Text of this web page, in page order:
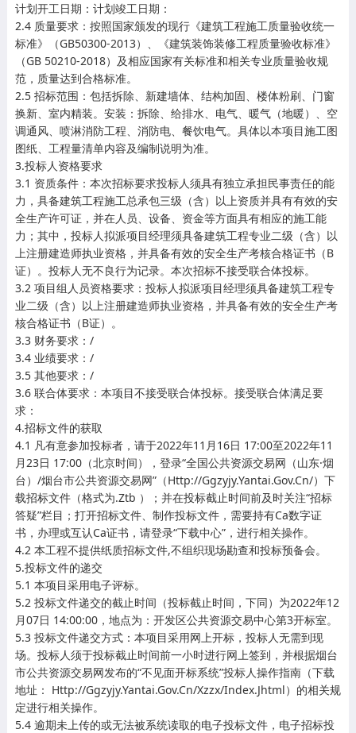
计划开工日期：计划竣工日期：
2.4 质量要求：按照国家颁发的现行《建筑工程施工质量验收统一
标准》（GB50300-2013）、《建筑装饰装修工程质量验收标准》
（GB 50210-2018）及相应国家有关标准和相关专业质量验收规
范，质量达到合格标准。
2.5 招标范围：包括拆除、新建墙体、结构加固、楼体粉刷、门窗
换新、室内精装。安装：拆除、给排水、电气、暖气（地暖）、空
调通风、喷淋消防工程、消防电、餐饮电气。具体以本项目施工图
图纸、工程量清单内容及编制说明为准。
3.投标人资格要求
3.1 资质条件：本次招标要求投标人须具有独立承担民事责任的能
力，具备建筑工程施工总承包三级（含）以上资质并具有有效的安
全生产许可证，并在人员、设备、资金等方面具有相应的施工能
力；其中，投标人拟派项目经理须具备建筑工程专业二级（含）以
上注册建造师执业资格，并具备有效的安全生产考核合格证书（B
证）。投标人无不良行为记录。本次招标不接受联合体投标。
3.2 项目组人员资格要求：投标人拟派项目经理须具备建筑工程专
业二级（含）以上注册建造师执业资格，并具备有效的安全生产考
核合格证书（B证）。
3.3 财务要求：/
3.4 业绩要求：/
3.5 其他要求：/
3.6 联合体要求：本项目不接受联合体投标。接受联合体满足要
求：
4.招标文件的获取
4.1 凡有意参加投标者，请于2022年11月16日 17:00至2022年11
月23日 17:00（北京时间），登录“全国公共资源交易网（山东·烟
台）/烟台市公共资源交易网”（Http://Ggzyjy.Yantai.Gov.Cn/）下
载招标文件（格式为.Ztb ）；并在投标截止时间前及时关注“招标
答疑”栏目；打开招标文件、制作投标文件，需要持有Ca数字证
书，办理或互认Ca证书，请登录“下载中心”，进行相关操作。
4.2 本工程不提供纸质招标文件,不组织现场勘查和投标预备会。
5.投标文件的递交
5.1 本项目采用电子评标。
5.2 投标文件递交的截止时间（投标截止时间，下同）为2022年12
月07日 14:00:00，地点为：开发区公共资源交易中心第3开标室。
5.3 投标文件递交方式：本项目采用网上开标，投标人无需到现
场。投标人须于投标截止时间前一小时进行网上签到，并根据烟台
市公共资源交易网发布的“不见面开标系统”投标人操作指南（下载
地址： Http://Ggzyjy.Yantai.Gov.Cn/Xzzx/Index.Jhtml）的相关规
定进行相关操作。
5.4 逾期未上传的或无法被系统读取的电子投标文件，电子招标投